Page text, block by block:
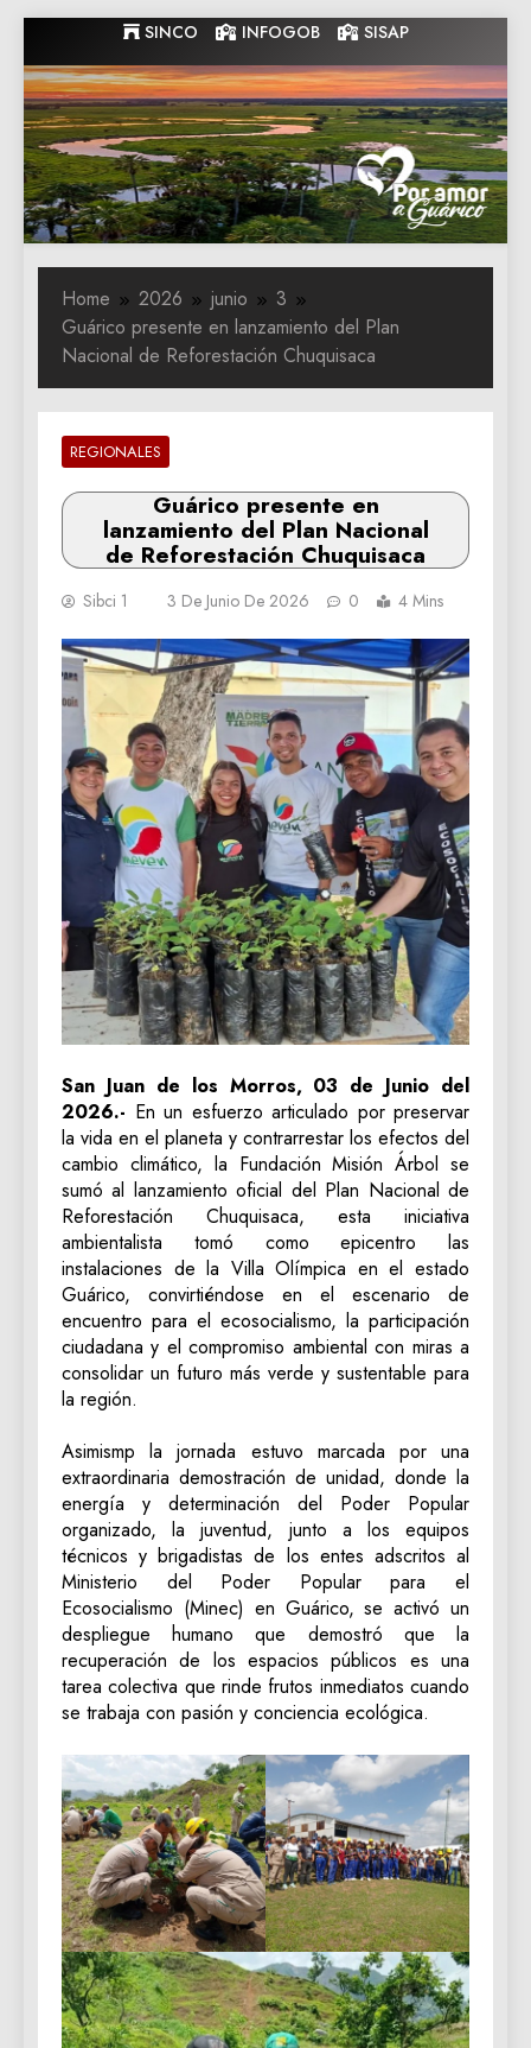
to
content
SINCO INFOGOB SISAP
Gobernacion
de Guarico
Gobernacion de Guarico
Home 2026 junio
3
Guárico presente en lanzamiento del Plan
Nacional de Reforestación Chuquisaca
REGIONALES
Guárico presente en
lanzamiento del Plan Nacional
de Reforestación Chuquisaca
Sibci 1 3 De Junio De 2026 0 4 Mins
San Juan de los Morros, 03 de Junio del
2026.- En un esfuerzo articulado por preservar
la vida en el planeta y contrarrestar los efectos del
cambio climático, la Fundación Misión Árbol se
sumó al lanzamiento oficial del Plan Nacional de
Reforestación Chuquisaca, esta iniciativa
ambientalista tomó como epicentro las
instalaciones de la Villa Olímpica en el estado
Guárico, convirtiéndose en el escenario de
encuentro para el ecosocialismo, la participación
ciudadana y el compromiso ambiental con miras a
consolidar un futuro más verde y sustentable para
la región.
‎Asimismp la jornada estuvo marcada por una
extraordinaria demostración de unidad, donde la
energía y determinación del Poder Popular
organizado, la juventud, junto a los equipos
técnicos y brigadistas de los entes adscritos al
Ministerio del Poder Popular para el
Ecosocialismo (Minec) en Guárico, se activó un
despliegue humano que demostró que la
recuperación de los espacios públicos es una
tarea colectiva que rinde frutos inmediatos cuando
se trabaja con pasión y conciencia ecológica.